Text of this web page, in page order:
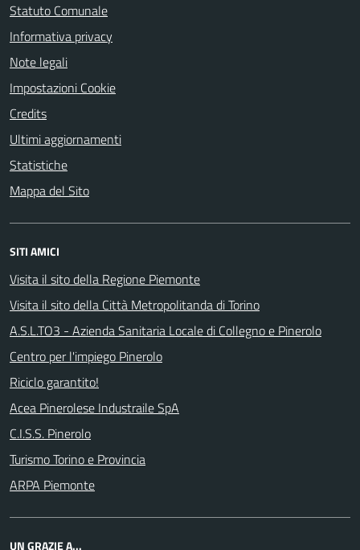
Statuto Comunale
Informativa privacy
Note legali
Impostazioni Cookie
Credits
Ultimi aggiornamenti
Statistiche
Mappa del Sito
SITI AMICI
Visita il sito della Regione Piemonte
Visita il sito della Città Metropolitanda di Torino
A.S.L.TO3 - Azienda Sanitaria Locale di Collegno e Pinerolo
Centro per l'impiego Pinerolo
Riciclo garantito!
Acea Pinerolese Industraile SpA
C.I.S.S. Pinerolo
Turismo Torino e Provincia
ARPA Piemonte
UN GRAZIE A...